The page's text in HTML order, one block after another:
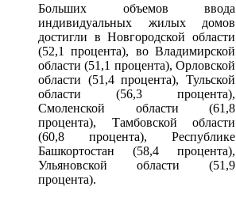
Больших объемов ввода
индивидуальных жилых домов
достигли в Новгородской области
(52,1 процента), во Владимирской
области (51,1 процента), Орловской
области (51,4 процента), Тульской
области (56,3 процента),
Смоленской области (61,8
процента), Тамбовской области
(60,8 процента), Республике
Башкортостан (58,4 процента),
Ульяновской области (51,9
процента).